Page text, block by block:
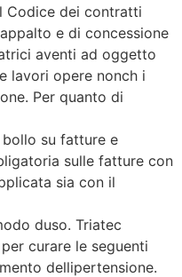
Codice dei contratti
e di concessione
aventi ad oggetto
lavori opere nonch i
Per quanto di
su fatture e
sulle fatture con
sia con il
duso. Triatec
curare le seguenti
dellipertensione.